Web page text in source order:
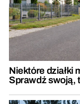
Niektóre działki
Sprawdź swoją,